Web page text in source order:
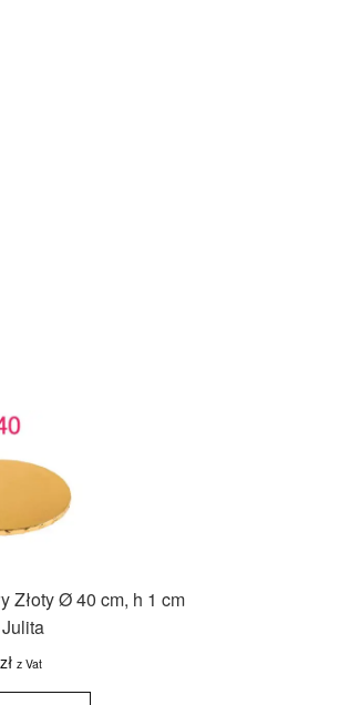
Złoty Ø 40 cm, h 1 cm
zł z Vat